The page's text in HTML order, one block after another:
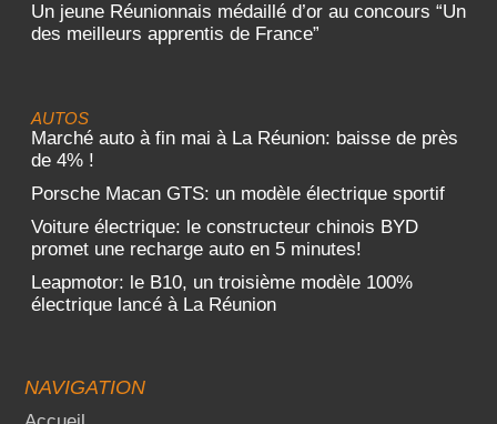
Un jeune Réunionnais médaillé d’or au concours “Un
des meilleurs apprentis de France”
AUTOS
Marché auto à fin mai à La Réunion: baisse de près
de 4% !
Porsche Macan GTS: un modèle électrique sportif
Voiture électrique: le constructeur chinois BYD
promet une recharge auto en 5 minutes!
Leapmotor: le B10, un troisième modèle 100%
électrique lancé à La Réunion
NAVIGATION